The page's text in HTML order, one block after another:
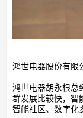
鸿世电器股份有限
鸿世电器胡永根总
群发展比较快，智
智能社区、数字化